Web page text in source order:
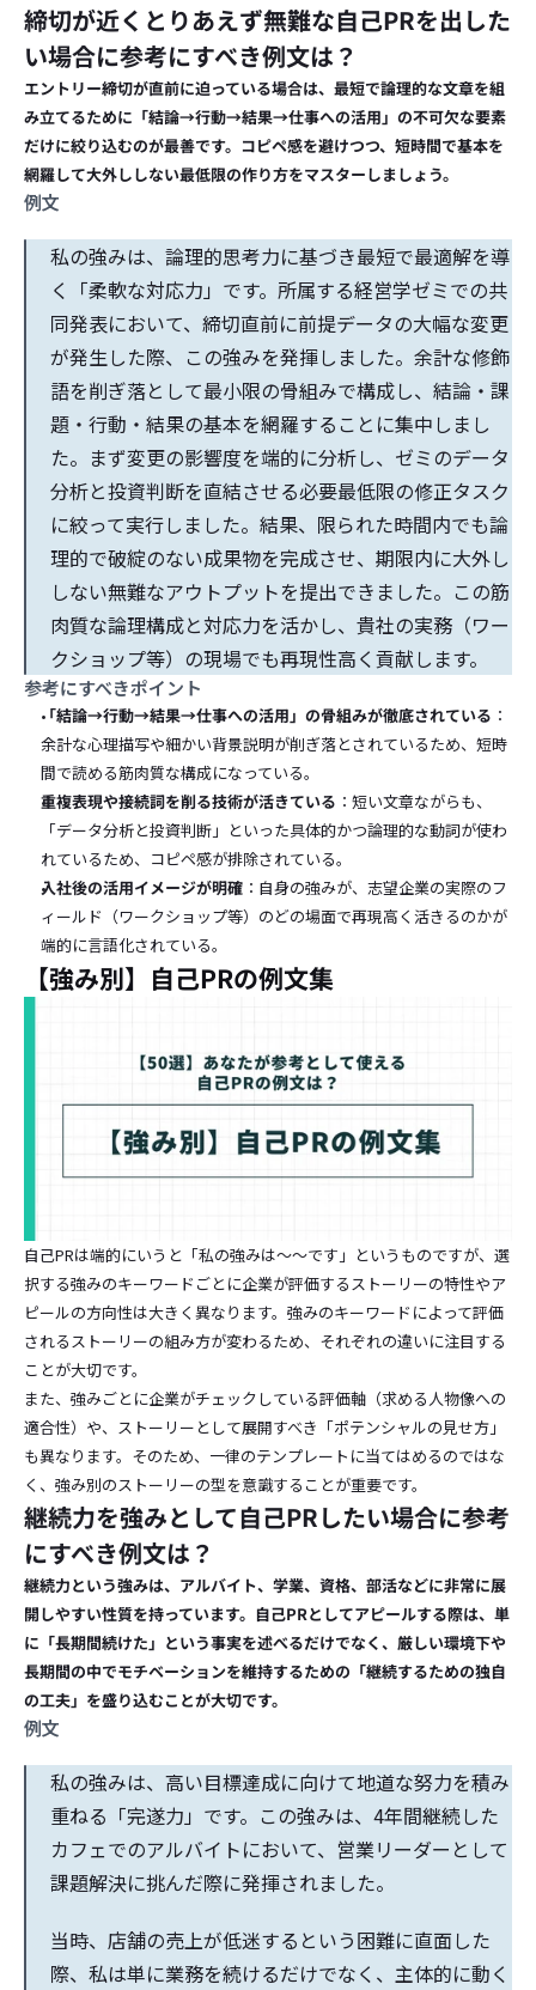
締切が近くとりあえず無難な自己PRを出した
い場合に参考にすべき例文は？
エントリー締切が直前に迫っている場合は、最短で論理的な文章を組
み立てるために「結論→行動→結果→仕事への活用」の不可欠な要素
だけに絞り込むのが最善です。コピペ感を避けつつ、短時間で基本を
網羅して大外ししない最低限の作り方をマスターしましょう。
例文
私の強みは、論理的思考力に基づき最短で最適解を導
く「柔軟な対応力」です。所属する経営学ゼミでの共
同発表において、締切直前に前提データの大幅な変更
が発生した際、この強みを発揮しました。余計な修飾
語を削ぎ落として最小限の骨組みで構成し、結論・課
題・行動・結果の基本を網羅することに集中しまし
た。まず変更の影響度を端的に分析し、ゼミのデータ
分析と投資判断を直結させる必要最低限の修正タスク
に絞って実行しました。結果、限られた時間内でも論
理的で破綻のない成果物を完成させ、期限内に大外し
しない無難なアウトプットを提出できました。この筋
肉質な論理構成と対応力を活かし、貴社の実務（ワー
クショップ等）の現場でも再現性高く貢献します。
参考にすべきポイント
「結論→行動→結果→仕事への活用」の骨組みが徹底されている ：
余計な心理描写や細かい背景説明が削ぎ落とされているため、短時
間で読める筋肉質な構成になっている。
重複表現や接続詞を削る技術が活きている ：短い文章ながらも、
「データ分析と投資判断」といった具体的かつ論理的な動詞が使わ
れているため、コピペ感が排除されている。
入社後の活用イメージが明確 ：自身の強みが、志望企業の実際のフ
ィールド（ワークショップ等）のどの場面で再現高く活きるのかが
端的に言語化されている。
【強み別】自己PRの例文集
自己PRは端的にいうと「私の強みは〜〜です」というものですが、選
択する強みのキーワードごとに企業が評価するストーリーの特性やア
ピールの方向性は大きく異なります。強みのキーワードによって評価
されるストーリーの組み方が変わるため、それぞれの違いに注目する
ことが大切です。
また、強みごとに企業がチェックしている評価軸（求める人物像への
適合性）や、ストーリーとして展開すべき「ポテンシャルの見せ方」
も異なります。そのため、一律のテンプレートに当てはめるのではな
く、強み別のストーリーの型を意識することが重要です。
継続力を強みとして自己PRしたい場合に参考
にすべき例文は？
継続力という強みは、アルバイト、学業、資格、部活などに非常に展
開しやすい性質を持っています。自己PRとしてアピールする際は、単
に「長期間続けた」という事実を述べるだけでなく、厳しい環境下や
長期間の中でモチベーションを維持するための「継続するための独自
の工夫」を盛り込むことが大切です。
例文
私の強みは、高い目標達成に向けて地道な努力を積み
重ねる「完遂力」です。この強みは、4年間継続した
カフェでのアルバイトにおいて、営業リーダーとして
課題解決に挑んだ際に発揮されました。
当時、店舗の売上が低迷するという困難に直面した
際、私は単に業務を続けるだけでなく、主体的に動く